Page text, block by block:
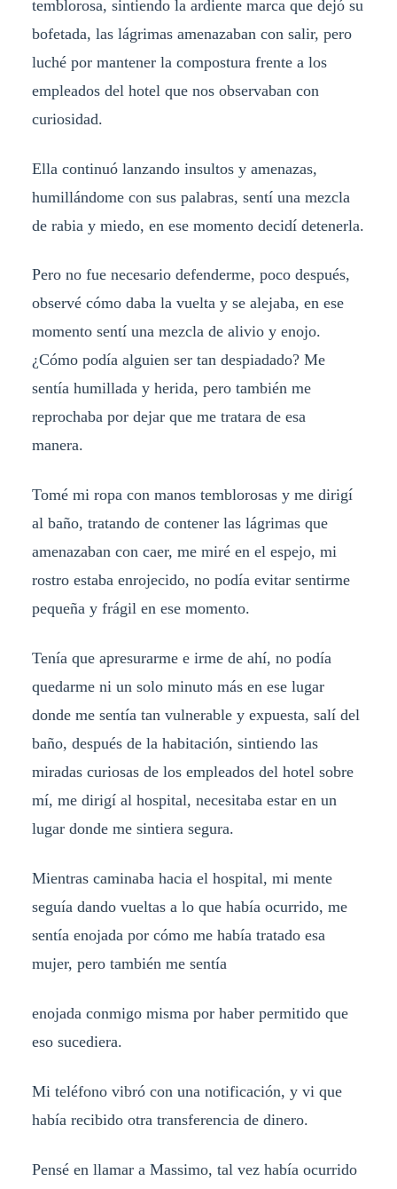
temblorosa, sintiendo la ardiente marca que dejó su
bofetada, las lágrimas amenazaban con salir, pero
luché por mantener la compostura frente a los
empleados del hotel que nos observaban con
curiosidad.
Ella continuó lanzando insultos y amenazas,
humillándome con sus palabras, sentí una mezcla
de rabia y miedo, en ese momento decidí detenerla.
Pero no fue necesario defenderme, poco después,
observé cómo daba la vuelta y se alejaba, en ese
momento sentí una mezcla de alivio y enojo.
¿Cómo podía alguien ser tan despiadado? Me
sentía humillada y herida, pero también me
reprochaba por dejar que me tratara de esa
manera.
Tomé mi ropa con manos temblorosas y me dirigí
al baño, tratando de contener las lágrimas que
amenazaban con caer, me miré en el espejo, mi
rostro estaba enrojecido, no podía evitar sentirme
pequeña y frágil en ese momento.
Tenía que apresurarme e irme de ahí, no podía
quedarme ni un solo minuto más en ese lugar
donde me sentía tan vulnerable y expuesta, salí del
baño, después de la habitación, sintiendo las
miradas curiosas de los empleados del hotel sobre
mí, me dirigí al hospital, necesitaba estar en un
lugar donde me sintiera segura.
Mientras caminaba hacia el hospital, mi mente
seguía dando vueltas a lo que había ocurrido, me
sentía enojada por cómo me había tratado esa
mujer, pero también me sentía
enojada conmigo misma por haber permitido que
eso sucediera.
Mi teléfono vibró con una notificación, y vi que
había recibido otra transferencia de dinero.
Pensé en llamar a Massimo, tal vez había ocurrido